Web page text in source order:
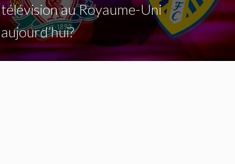
télévision au Royaume-Uni
aujourd’hui?